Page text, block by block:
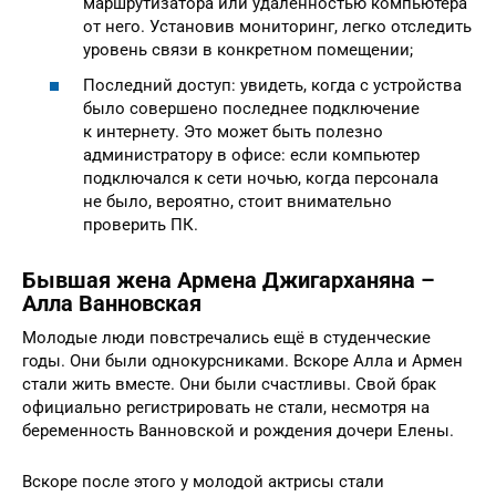
от него. Установив мониторинг, легко отследить
уровень связи в конкретном помещении;
Последний доступ: увидеть, когда с устройства
было совершено последнее подключение
к интернету. Это может быть полезно
администратору в офисе: если компьютер
подключался к сети ночью, когда персонала
не было, вероятно, стоит внимательно
проверить ПК.
Бывшая жена Армена Джигарханяна –
Алла Ванновская
Молодые люди повстречались ещё в студенческие
годы. Они были однокурсниками. Вскоре Алла и Армен
стали жить вместе. Они были счастливы. Свой брак
официально регистрировать не стали, несмотря на
беременность Ванновской и рождения дочери Елены.
Вскоре после этого у молодой актрисы стали